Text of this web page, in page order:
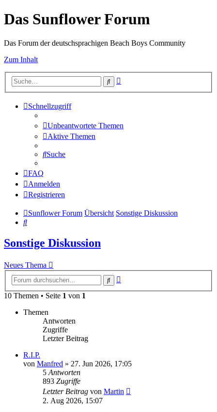
Das Sunflower Forum
Das Forum der deutschsprachigen Beach Boys Community
Zum Inhalt
Suche
Schnellzugriff
Unbeantwortete Themen
Aktive Themen
Suche
FAQ
Anmelden
Registrieren
Sunflower Forum Übersicht Sonstige Diskussion
Suche
Sonstige Diskussion
Neues Thema
Suche
10 Themen • Seite 1 von 1
Themen
Antworten
Zugriffe
Letzter Beitrag
R.I.P.
von Manfred » 27. Jun 2026, 17:05
5 Antworten
893 Zugriffe
Letzter Beitrag von Martin
2. Aug 2026, 15:07